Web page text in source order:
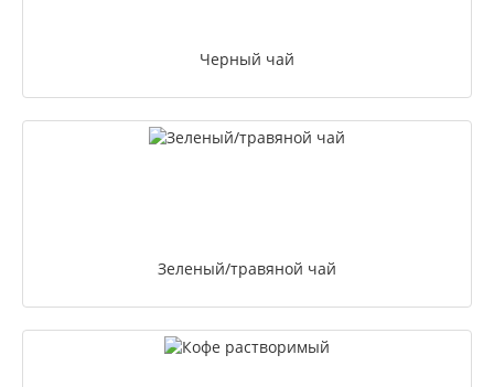
Черный чай
Зеленый/травяной чай